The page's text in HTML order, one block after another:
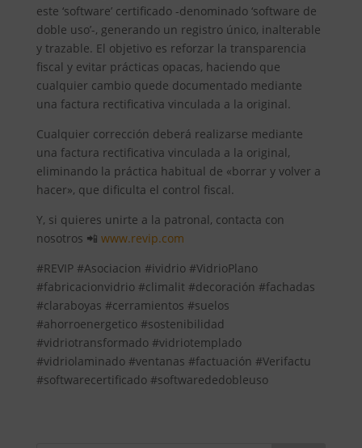
este ‘software’ certificado -denominado ‘software de
doble uso’-, generando un registro único, inalterable
y trazable. El objetivo es reforzar la transparencia
fiscal y evitar prácticas opacas, haciendo que
cualquier cambio quede documentado mediante
una factura rectificativa vinculada a la original.
Cualquier corrección deberá realizarse mediante
una factura rectificativa vinculada a la original,
eliminando la práctica habitual de «borrar y volver a
hacer», que dificulta el control fiscal.
Y, si quieres unirte a la patronal, contacta con
nosotros 📲 www.revip.com
#REVIP #Asociacion #ividrio #VidrioPlano
#fabricacionvidrio #climalit #decoración #fachadas
#claraboyas #cerramientos #suelos
#ahorroenergetico #sostenibilidad
#vidriotransformado #vidriotemplado
#vidriolaminado #ventanas #factuación #Verifactu
#softwarecertificado #softwarededobleuso